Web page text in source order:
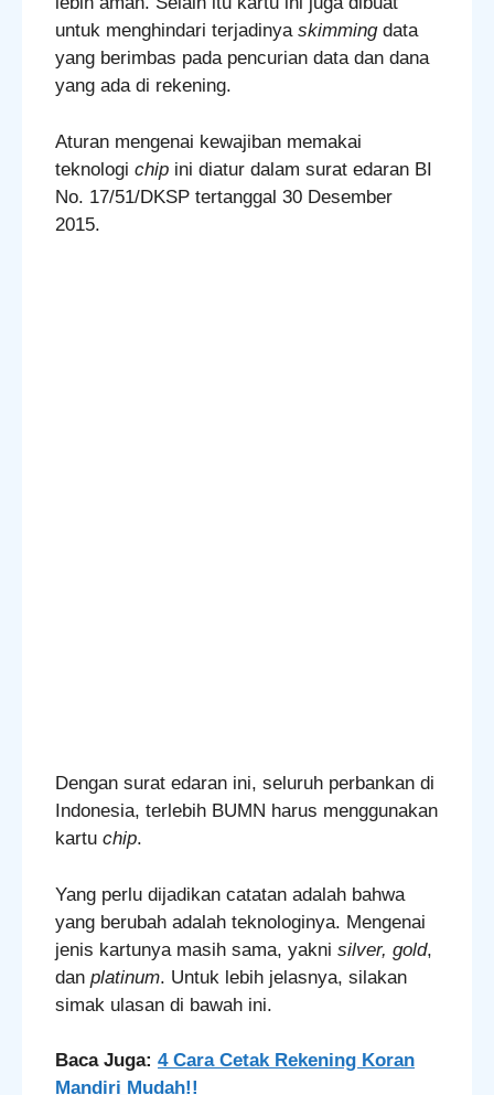
untuk menghindari terjadinya skimmingdata
yang berimbas pada pencurian data dan dana
yang ada di rekening.
Aturan mengenai kewajiban memakai
teknologi chip ini diatur dalam surat edaran BI
No. 17/51/DKSP tertanggal 30 Desember
2015.
Dengan surat edaran ini, seluruh perbankan di
Indonesia, terlebih BUMN harus menggunakan
kartu chip.
Yang perlu dijadikan catatan adalah bahwa
yang berubah adalah teknologinya. Mengenai
jenis kartunya masih sama, yakni silver, gold,
dan platinum. Untuk lebih jelasnya, silakan
simak ulasan di bawah ini.
Baca Juga: 4 Cara Cetak Rekening Koran
Mandiri Mudah!!